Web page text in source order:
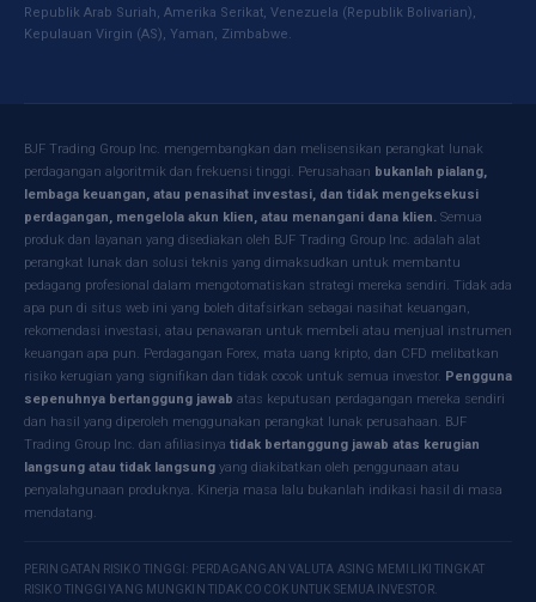
Republik Arab Suriah, Amerika Serikat, Venezuela (Republik Bolivarian),
Kepulauan Virgin (AS), Yaman, Zimbabwe.
BJF Trading Group Inc. mengembangkan dan melisensikan perangkat lunak
perdagangan algoritmik dan frekuensi tinggi. Perusahaan bukanlah pialang,
lembaga keuangan, atau penasihat investasi, dan tidak mengeksekusi
perdagangan, mengelola akun klien, atau menangani dana klien. Semua
produk dan layanan yang disediakan oleh BJF Trading Group Inc. adalah alat
perangkat lunak dan solusi teknis yang dimaksudkan untuk membantu
pedagang profesional dalam mengotomatiskan strategi mereka sendiri. Tidak ada
apa pun di situs web ini yang boleh ditafsirkan sebagai nasihat keuangan,
rekomendasi investasi, atau penawaran untuk membeli atau menjual instrumen
keuangan apa pun. Perdagangan Forex, mata uang kripto, dan CFD melibatkan
risiko kerugian yang signifikan dan tidak cocok untuk semua investor. Pengguna
sepenuhnya bertanggung jawab atas keputusan perdagangan mereka sendiri
dan hasil yang diperoleh menggunakan perangkat lunak perusahaan. BJF
Trading Group Inc. dan afiliasinya tidak bertanggung jawab atas kerugian
langsung atau tidak langsung yang diakibatkan oleh penggunaan atau
penyalahgunaan produknya. Kinerja masa lalu bukanlah indikasi hasil di masa
mendatang.
PERINGATAN RISIKO TINGGI: PERDAGANGAN VALUTA ASING MEMILIKI TINGKAT
RISIKO TINGGI YANG MUNGKIN TIDAK COCOK UNTUK SEMUA INVESTOR.